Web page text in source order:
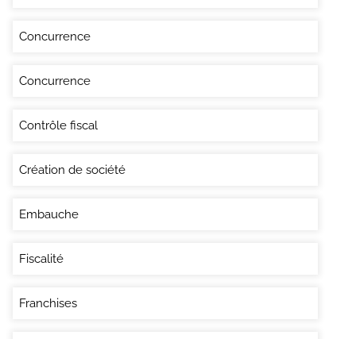
Concurrence
Concurrence
Contrôle fiscal
Création de société
Embauche
Fiscalité
Franchises